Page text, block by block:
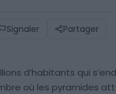
Signaler Partager
d’habitants qui
où les pyramides